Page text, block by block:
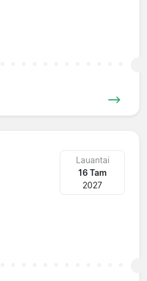
Lauantai
16 Tam
2027